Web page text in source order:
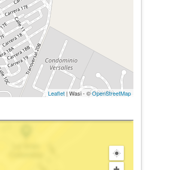
Leaflet | Wasi - ©OpenStreetMap